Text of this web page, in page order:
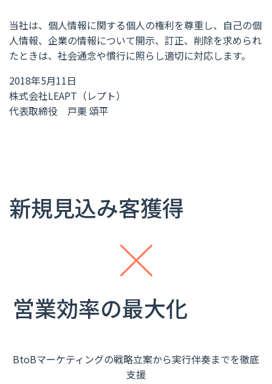
当社は、個人情報に関する個人の権利を尊重し、自己の個
人情報、企業の情報について開示、訂正、削除を求められ
たときは、社会通念や慣行に照らし適切に対応します。
2018年5月11日
株式会社LEAPT（レプト）
代表取締役 戸栗 頌平
新規見込み客獲得
営業効率の最大化
BtoBマーケティングの戦略立案から実行伴奏までを徹底
支援